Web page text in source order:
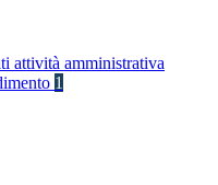
attività amministrativa
1